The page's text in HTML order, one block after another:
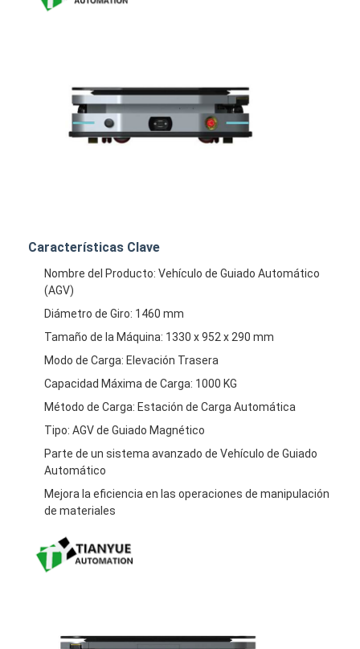
Videos
Visita a la fábrica
Contacto
Blog
Ahora Charle
Características Clave
Nombre del Producto: Vehículo de Guiado Automático
(AGV)
Diámetro de Giro: 1460 mm
Tamaño de la Máquina: 1330 x 952 x 290 mm
Modo de Carga: Elevación Trasera
Capacidad Máxima de Carga: 1000 KG
Método de Carga: Estación de Carga Automática
Tipo: AGV de Guiado Magnético
Parte de un sistema avanzado de Vehículo de Guiado
Automático
Mejora la eficiencia en las operaciones de manipulación
de materiales